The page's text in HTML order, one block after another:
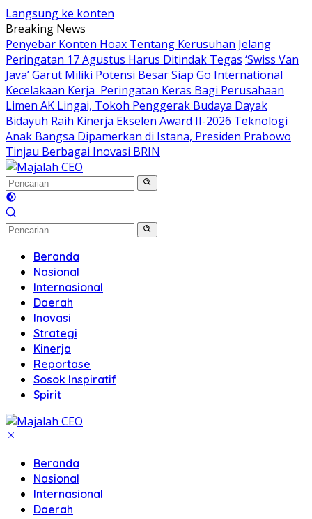
Langsung ke konten
Breaking News
Penyebar Konten Hoax Tentang Kerusuhan Jelang
Peringatan 17 Agustus Harus Ditindak Tegas ‘Swiss Van
Java’ Garut Miliki Potensi Besar Siap Go International
Kecelakaan Kerja Peringatan Keras Bagi Perusahaan
Limen AK Lingai, Tokoh Penggerak Budaya Dayak
Bidayuh Raih Kinerja Ekselen Award II-2026 Teknologi
Anak Bangsa Dipamerkan di Istana, Presiden Prabowo
Tinjau Berbagai Inovasi BRIN
Beranda
Nasional
Internasional
Daerah
Inovasi
Strategi
Kinerja
Reportase
Sosok Inspiratif
Spirit
Beranda
Nasional
Internasional
Daerah